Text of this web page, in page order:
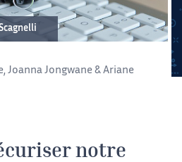
, Joanna Jongwane & Ariane
notre